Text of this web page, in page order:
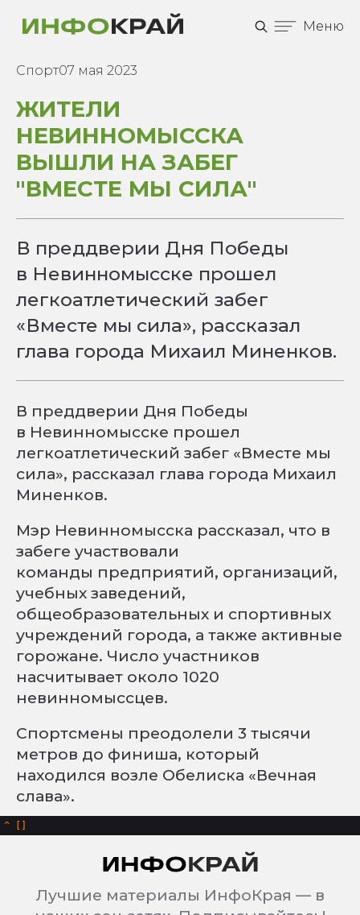
Меню
Спорт07 мая 2023
ЖИТЕЛИ
НЕВИННОМЫССКА
ВЫШЛИ НА ЗАБЕГ
"ВМЕСТЕ МЫ СИЛА"
В преддверии Дня Победы
в Невинномысске прошел
легкоатлетический забег
«Вместе мы сила», рассказал
глава города Михаил Миненков.
В преддверии Дня Победы
в Невинномысске прошел
легкоатлетический забег «Вместе мы
сила», рассказал глава города Михаил
Миненков.
Мэр Невинномысска рассказал, что в
забеге участвовали
команды предприятий, организаций,
учебных заведений,
общеобразовательных и спортивных
учреждений города, а также активные
горожане. Число участников
насчитывает около 1020
невинномыссцев.
Спортсмены преодолели 3 тысячи
метров до финиша, который
находился возле Обелиска «Вечная
слава».
^
Лучшие материалы ИнфоКрая — в